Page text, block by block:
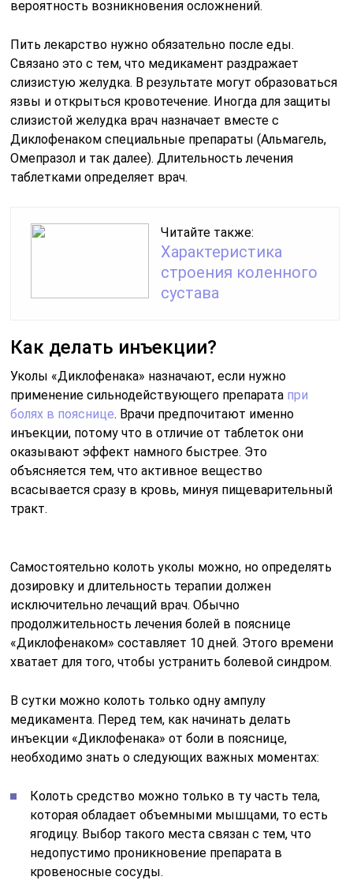
вероятность возникновения осложнений.
Пить лекарство нужно обязательно после еды.
Связано это с тем, что медикамент раздражает
слизистую желудка. В результате могут образоваться
язвы и открыться кровотечение. Иногда для защиты
слизистой желудка врач назначает вместе с
Диклофенаком специальные препараты (Альмагель,
Омепразол и так далее). Длительность лечения
таблетками определяет врач.
Читайте также:
Характеристика
строения коленного
сустава
Как делать инъекции?
Уколы «Диклофенака» назначают, если нужно
применение сильнодействующего препарата при
болях в пояснице. Врачи предпочитают именно
инъекции, потому что в отличие от таблеток они
оказывают эффект намного быстрее. Это
объясняется тем, что активное вещество
всасывается сразу в кровь, минуя пищеварительный
тракт.
Самостоятельно колоть уколы можно, но определять
дозировку и длительность терапии должен
исключительно лечащий врач. Обычно
продолжительность лечения болей в пояснице
«Диклофенаком» составляет 10 дней. Этого времени
хватает для того, чтобы устранить болевой синдром.
В сутки можно колоть только одну ампулу
медикамента. Перед тем, как начинать делать
инъекции «Диклофенака» от боли в пояснице,
необходимо знать о следующих важных моментах:
Колоть средство можно только в ту часть тела,
которая обладает объемными мышцами, то есть
ягодицу. Выбор такого места связан с тем, что
недопустимо проникновение препарата в
кровеносные сосуды.